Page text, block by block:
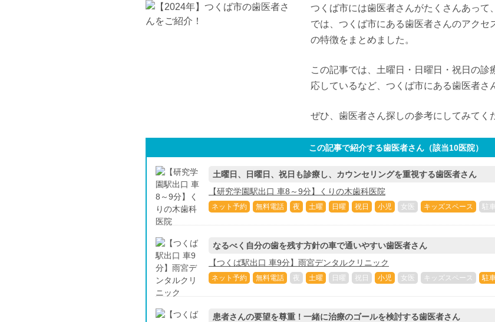
つくば市には歯医者さんがたくさんあって
では、つくば市にある歯医者さんのアク
の特徴をまとめました。
この記事では、土曜日・日曜日・祝日の
応しているなど、つくば市にある歯医者さ
ぜひ、歯医者さん探しの参考にしてみてく
この記事で紹介する歯医者さん（該当10医院）
土曜日、日曜日、祝日も診療し、カウンセリングを重視する歯医者さん
【研究学園駅出口 車8～9分】くりの木歯科医院
ネット予約 無料電話 夜 土曜 日曜 祝日 小児 女医 キッズスペース 駐
なるべく自分の歯を残す方針の車で通いやすい歯医者さん
【つくば駅出口 車9分】雨宮デンタルクリニック
ネット予約 無料電話 夜 土曜 日曜 祝日 小児 女医 キッズスペース 駐
患者さんの要望を尊重！一緒に治療のゴールを検討する歯医者さん